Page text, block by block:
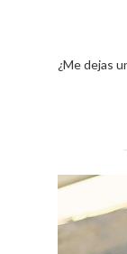
¿Me dejas